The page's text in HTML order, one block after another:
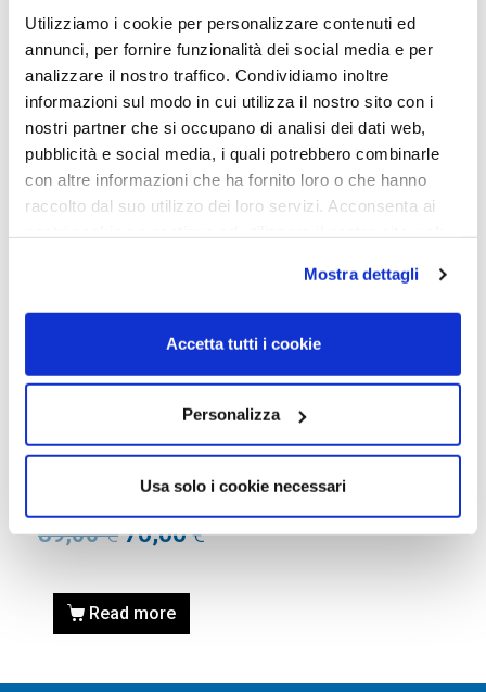
Utilizziamo i cookie per personalizzare contenuti ed
annunci, per fornire funzionalità dei social media e per
analizzare il nostro traffico. Condividiamo inoltre
informazioni sul modo in cui utilizza il nostro sito con i
nostri partner che si occupano di analisi dei dati web,
pubblicità e social media, i quali potrebbero combinarle
con altre informazioni che ha fornito loro o che hanno
raccolto dal suo utilizzo dei loro servizi. Acconsenta ai
Mostra dettagli
Accetta tutti i cookie
Personalizza
Usa solo i cookie necessari
da OTTICA DIOPTER
Showing the single result
Sold out
OCCHIALI DA SOLE
OCCHIALE DA SOLE GUESS
GU7560 61 32Z – oro / viola
grad e/o specchiato
89,00€ 70,00€
Read more